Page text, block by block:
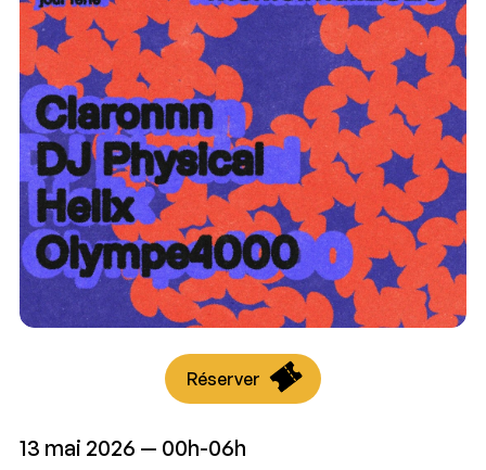
13 mai 2026 00h-06h
Réserver